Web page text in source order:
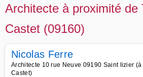
Architecte à proximité de
Castet (09160)
Nicolas Ferre
Architecte 10 rue Neuve 09190 Saint lizier (à
Castet)